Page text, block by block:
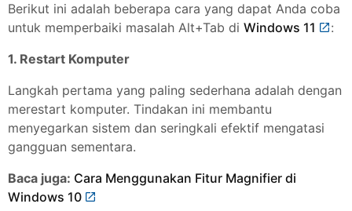
Berikut ini adalah beberapa cara yang dapat Anda coba
untuk memperbaiki masalah Alt+Tab di Windows 11
:
1. Restart Komputer
Langkah pertama yang paling sederhana adalah dengan
merestart komputer. Tindakan ini membantu
menyegarkan sistem dan seringkali efektif mengatasi
gangguan sementara.
Baca juga: Cara Menggunakan Fitur Magnifier di
Windows 10